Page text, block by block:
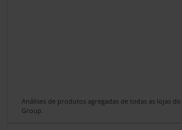
Análises de produtos agregadas de todas as lojas
Group.